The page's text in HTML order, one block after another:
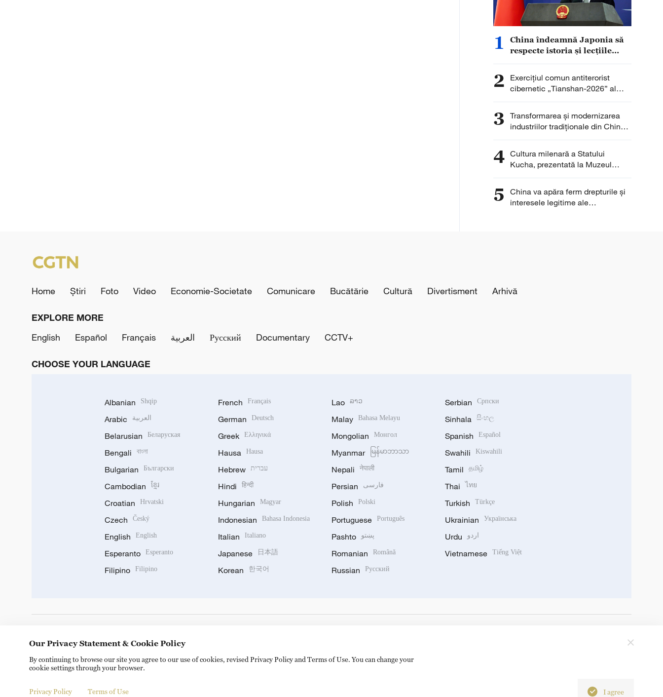
1
China îndeamnă Japonia să
respecte istoria și lecțiile
2
Exercițiul comun antiterorist
cibernetic „Tianshan-2026” al
OCS, desfășurat la Urumqi
3 Transformarea și modernizarea
industriilor tradiționale din China
se accelerează, iar sectoarele
creștere
4 Cultura milenară a Statului
Kucha, prezentată la Muzeul
Qiuci
5
China va apăra ferm drepturile și
interesele legitime ale
Home Știri Foto Video Economie-Societate Comunicare Bucătărie Cultură Divertisment Arhivă
EXPLORE MORE
English
Español Français العربية Русский Documentary CCTV+
CHOOSE YOUR LANGUAGE
Albanian Shqip
Arabic العربية
Belarusian Беларуская
Bengali বাংলা
Bulgarian Български
Cambodian ខ្មែរ
Croatian Hrvatski
Czech Český
English English
Esperanto Esperanto
Filipino Filipino
French Français
German Deutsch
Greek Ελληνικά
Hausa Hausa
Hebrew עברית
Hindi हिन्दी
Hungarian Magyar
Indonesian Bahasa Indonesia
Italian Italiano
Japanese 日本語
Korean 한국어
Lao ລາວ
Malay Bahasa Melayu
Mongolian Монгол
Myanmar မြန်မာဘာသာ
Nepali नेपाली
Persian فارسی
Polish Polski
Portuguese Português
Pashto پښتو
Romanian Română
Russian Русский
Serbian Српски
Sinhala සිංහල
Spanish Español
Swahili Kiswahili
Tamil தமிழ்
Thai ไทย
Turkish Türkçe
Ukrainian Українська
Urdu اردو
Vietnamese Tiếng Việt
Copyright © 2024 CGTN. 京ICP备20000184号
Our Privacy Statement & Cookie Policy
By continuing to browse our site you agree to our use of cookies, revised Privacy Policy and Terms of Use. You can change your
cookie settings through your browser.
Privacy Policy Terms of Use I agree